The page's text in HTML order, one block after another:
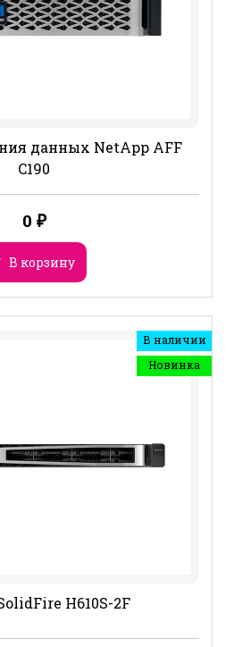
данных NetApp AFF
C190
0 ₽
В корзину
В наличии
Новинка
H610S-2F